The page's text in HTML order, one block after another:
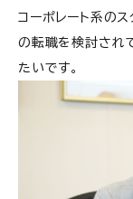
コーポレート系のス
の転職を検討され
たいです。